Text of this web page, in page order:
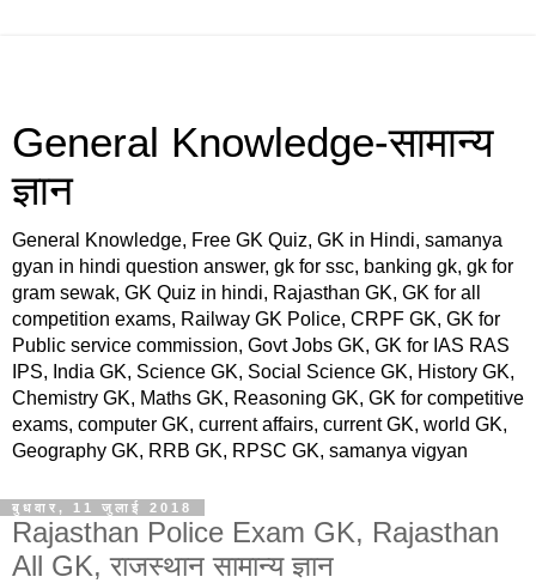
General Knowledge-सामान्य
ज्ञान
General Knowledge, Free GK Quiz, GK in Hindi, samanya
gyan in hindi question answer, gk for ssc, banking gk, gk for
gram sewak, GK Quiz in hindi, Rajasthan GK, GK for all
competition exams, Railway GK Police, CRPF GK, GK for
Public service commission, Govt Jobs GK, GK for IAS RAS
IPS, India GK, Science GK, Social Science GK, History GK,
Chemistry GK, Maths GK, Reasoning GK, GK for competitive
exams, computer GK, current affairs, current GK, world GK,
Geography GK, RRB GK, RPSC GK, samanya vigyan
बुधवार, 11 जुलाई 2018
Rajasthan Police Exam GK, Rajasthan
All GK, राजस्‍थान सामान्य ज्ञान